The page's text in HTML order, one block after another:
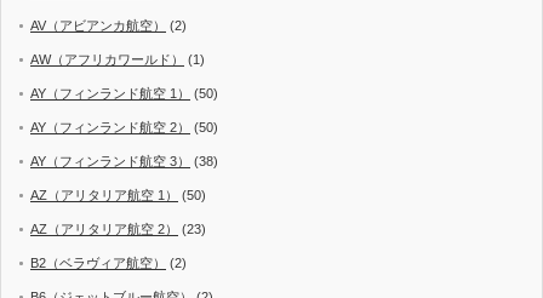
AV（アビアンカ航空） (2)
AW（アフリカワールド） (1)
AY（フィンランド航空 1） (50)
AY（フィンランド航空 2） (50)
AY（フィンランド航空 3） (38)
AZ（アリタリア航空 1） (50)
AZ（アリタリア航空 2） (23)
B2（ベラヴィア航空） (2)